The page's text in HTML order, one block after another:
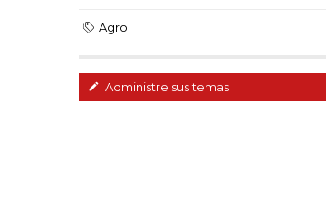
Agro
Administre sus temas